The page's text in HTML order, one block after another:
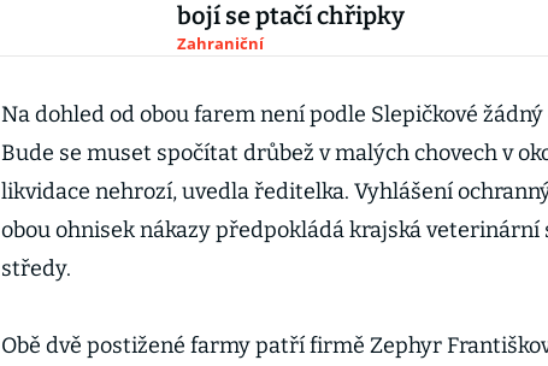
bojí se ptačí chřipky
Zahraniční
Na dohled od obou farem není podle Slepičkové
Bude se muset spočítat drůbež v malých chovech v
likvidace nehrozí, uvedla ředitelka. Vyhlášení
obou ohnisek nákazy předpokládá krajská veterinární
středy.
Obě dvě postižené farmy patří firmě Zephyr